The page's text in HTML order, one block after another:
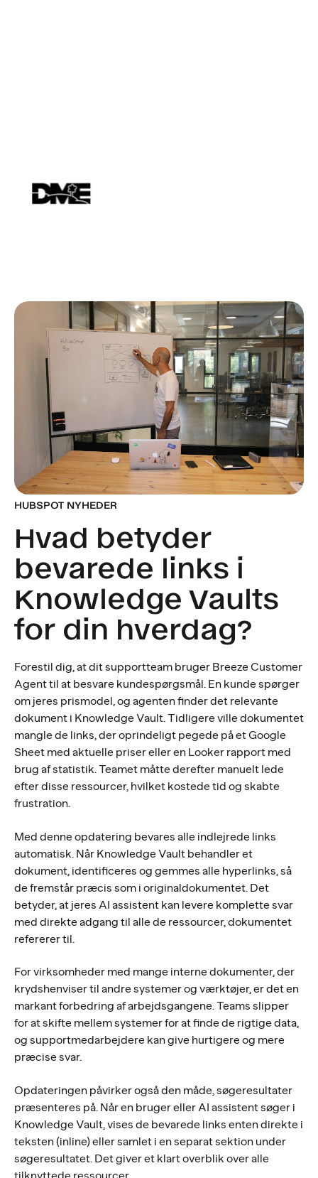
HUBSPOT NYHEDER
Hvad betyder
bevarede links i
Knowledge Vaults
for din hverdag?
Forestil dig, at dit supportteam bruger Breeze Customer
Agent til at besvare kundespørgsmål. En kunde spørger
om jeres prismodel, og agenten finder det relevante
dokument i Knowledge Vault. Tidligere ville dokumentet
mangle de links, der oprindeligt pegede på et Google
Sheet med aktuelle priser eller en Looker rapport med
brug af statistik. Teamet måtte derefter manuelt lede
efter disse ressourcer, hvilket kostede tid og skabte
frustration.
Med denne opdatering bevares alle indlejrede links
automatisk. Når Knowledge Vault behandler et
dokument, identificeres og gemmes alle hyperlinks, så
de fremstår præcis som i originaldokumentet. Det
betyder, at jeres AI assistent kan levere komplette svar
med direkte adgang til alle de ressourcer, dokumentet
refererer til.
For virksomheder med mange interne dokumenter, der
krydshenviser til andre systemer og værktøjer, er det en
markant forbedring af arbejdsgangene. Teams slipper
for at skifte mellem systemer for at finde de rigtige data,
og supportmedarbejdere kan give hurtigere og mere
præcise svar.
Opdateringen påvirker også den måde, søgeresultater
præsenteres på. Når en bruger eller AI assistent søger i
Knowledge Vault, vises de bevarede links enten direkte i
teksten (inline) eller samlet i en separat sektion under
søgeresultatet. Det giver et klart overblik over alle
tilknyttede ressourcer.